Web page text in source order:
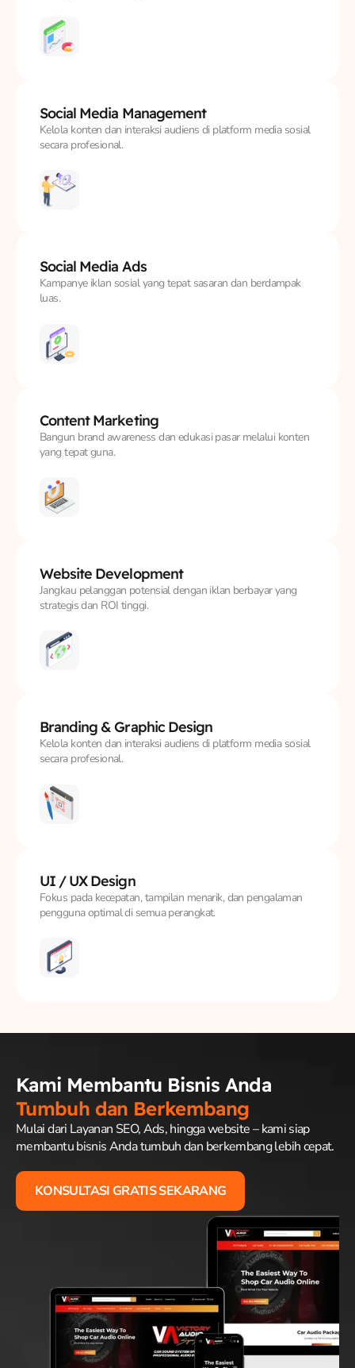
Social Media Management
Kelola konten dan interaksi audiens di platform media sosial
secara profesional.
Social Media Ads
Kampanye iklan sosial yang tepat sasaran dan berdampak
luas.
ContentMarketing
Bangun brand awareness dan edukasi pasar melalui konten
yang tepat guna.
Website Development
Jangkau pelanggan potensial dengan iklan berbayar yang
strategis dan ROI tinggi.
Branding &Graphic Design
Kelola konten dan interaksi audiens di platform media sosial
secara profesional.
UI / UXDesign
Fokus pada kecepatan, tampilan menarik, dan pengalaman
pengguna optimal di semua perangkat.
Kami Membantu Bisnis Anda
Tumbuh dan Berkembang
Mulai dari Layanan SEO, Ads, hingga website – kami siap
membantu bisnis Anda tumbuh dan berkembang lebih cepat.
KONSULTASI GRATIS SEKARANG